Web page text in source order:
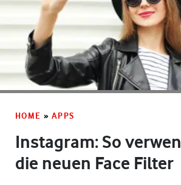
HOME » APPS
Instagram: So
die neuen Face Filter